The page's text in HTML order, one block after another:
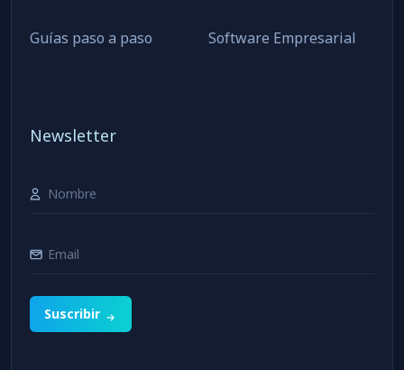
Guías paso a paso Software Empresarial
Newsletter
Suscribir